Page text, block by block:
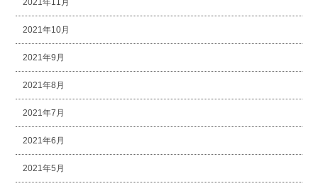
2021年11月
2021年10月
2021年9月
2021年8月
2021年7月
2021年6月
2021年5月